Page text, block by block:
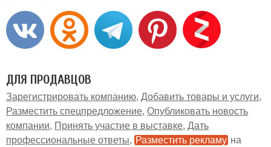
ДЛЯ ПРОДАВЦОВ
Зарегистрировать компанию Добавить товары и услуги
Разместить спецпредложение Опубликовать новость
компании
Принять участие в выставке Дать
профессиональные ответы
Разместить рекламу на